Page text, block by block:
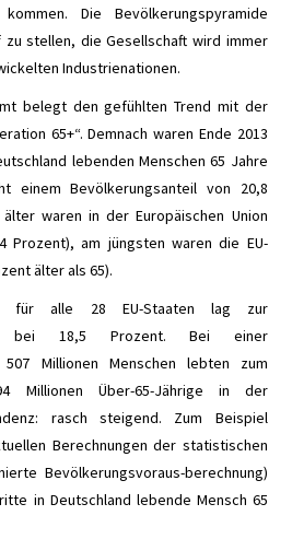
Die Bevölkerungspyramide
stellen, die Gesellschaft wird immer
Industrienationen.
belegt den gefühlten Trend mit der
65+“. Demnach waren Ende 2013
lebenden Menschen 65 Jahre
einem Bevölkerungsanteil von 20,8
waren in der Europäischen Union
Prozent), am jüngsten waren die EU-
älter als 65).
für alle 28 EU-Staaten lag zur
bei 18,5 Prozent. Bei einer
507 Millionen Menschen lebten zum
Millionen Über-65-Jährige in der
rasch steigend. Zum Beispiel
Berechnungen der statistischen
Bevölkerungsvoraus-berechnung)
in Deutschland lebende Mensch 65